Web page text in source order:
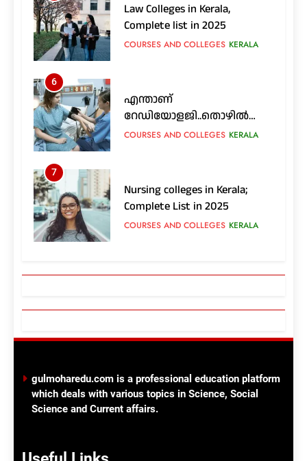
Law Colleges in Kerala,
Complete list in 2025
COURSES AND COLLEGES KERALA
6
എന്താണ്
റേഡിയോളജി..തൊഴിൽ
സാധ്യതകൾ എങ്ങനെ..?
COURSES AND COLLEGES KERALA
7
Nursing colleges in Kerala;
Complete List in 2025
COURSES AND COLLEGES KERALA
ഫാർമസി, പാരാമെഡിക്കൽ
കോഴ്സുകൾ;അപേക്ഷിക്കാം
Top Ten Engineering Colleges
in India
COURSES AND COLLEGES
gulmoharedu.com is a professional education platform
which deals with various topics in Science, Social
Science and Current affairs.